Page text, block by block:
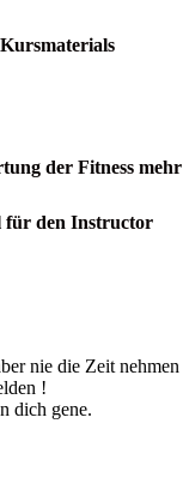
der Fitness mehr
für den Instructor
nie die Zeit nehmen
!
dich gene.